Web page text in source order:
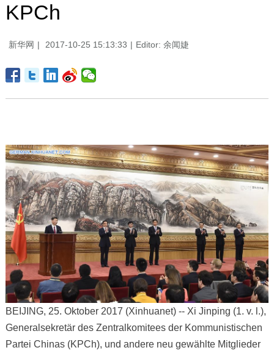
KPCh
新华网 | 2017-10-25 15:13:33 | Editor: 余闻婕
BEIJING, 25. Oktober 2017 (Xinhuanet) -- Xi Jinping (1. v. l.),
Generalsekretär des Zentralkomitees der Kommunistischen
Partei Chinas (KPCh), und andere neu gewählte Mitglieder